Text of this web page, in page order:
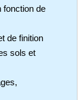
fonction de
de finition
sols et